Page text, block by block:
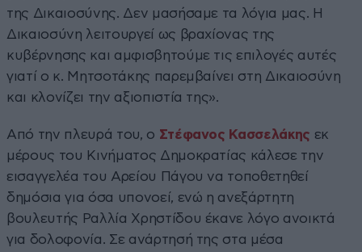
της Δικαιοσύνης. Δεν μασήσαμε τα λόγια μας. Η
Δικαιοσύνη λειτουργεί ως βραχίονας της
κυβέρνησης και αμφισβητούμε τις επιλογές αυτές
γιατί ο κ. Μητσοτάκης παρεμβαίνει στη Δικαιοσύνη
και κλονίζει την αξιοπιστία της».
Από την πλευρά του, ο Στέφανος Κασσελάκης εκ
μέρους του Κινήματος Δημοκρατίας κάλεσε την
εισαγγελέα του Αρείου Πάγου να τοποθετηθεί
δημόσια για όσα υπονοεί, ενώ η ανεξάρτητη
βουλευτής Ραλλία Χρηστίδου έκανε λόγο ανοικτά
για δολοφονία. Σε ανάρτησή της στα μέσα